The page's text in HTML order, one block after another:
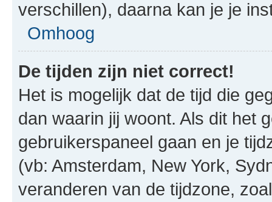
verschillen), daarna kan je je
Omhoog
De tijden zijn niet correct!
Het is mogelijk dat de tijd die
dan waarin jij woont. Als dit het
gebruikerspaneel gaan en je
(vb: Amsterdam, New York,
veranderen van de tijdzone,